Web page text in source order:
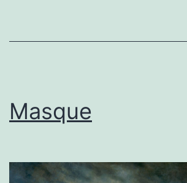
Masque